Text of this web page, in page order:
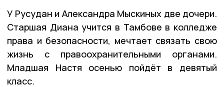
У Русудан и Александра Мыскиных две дочери.
Старшая Диана учится в Тамбове в колледже
права и безопасности, мечтает связать свою
жизнь с правоохранительными органами.
Младшая Настя осенью пойдёт в девятый
класс.